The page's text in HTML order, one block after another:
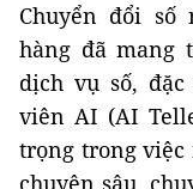
Chuyển đổi số
hàng đã mang
dịch vụ số,
viên AI (AI
trọng trong việc
chuyên sâu,